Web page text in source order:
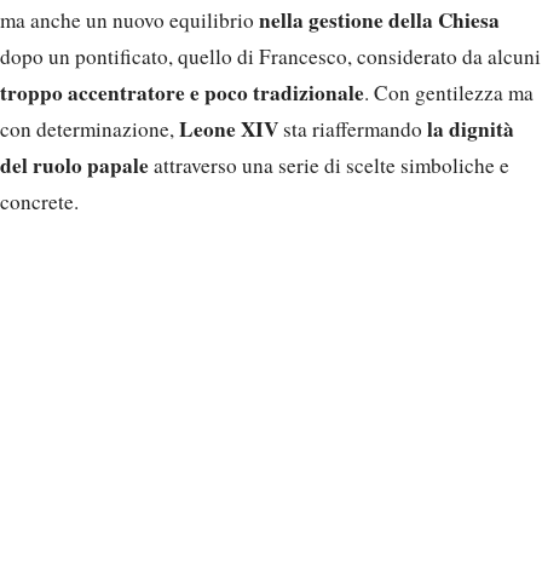
ma anche un nuovo equilibrio nella gestione della Chiesa
dopo un pontificato, quello di Francesco, considerato da alcuni
troppo accentratore e poco tradizionale. Con gentilezza ma
con determinazione,Leone XIVsta riaffermando la dignità
del ruolo papaleattraverso una serie di scelte simboliche e
concrete.